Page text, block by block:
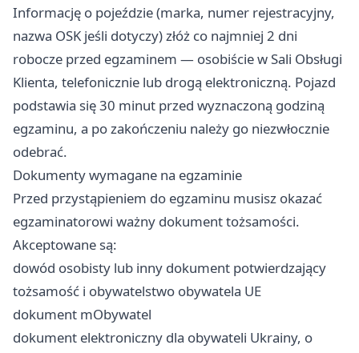
Informację o pojeździe (marka, numer rejestracyjny,
nazwa OSK jeśli dotyczy) złóż co najmniej 2 dni
robocze przed egzaminem — osobiście w Sali Obsługi
Klienta, telefonicznie lub drogą elektroniczną. Pojazd
podstawia się 30 minut przed wyznaczoną godziną
egzaminu, a po zakończeniu należy go niezwłocznie
odebrać.
Dokumenty wymagane na egzaminie
Przed przystąpieniem do egzaminu musisz okazać
egzaminatorowi ważny dokument tożsamości.
Akceptowane są:
dowód osobisty lub inny dokument potwierdzający
tożsamość i obywatelstwo obywatela UE
dokument mObywatel
dokument elektroniczny dla obywateli Ukrainy, o